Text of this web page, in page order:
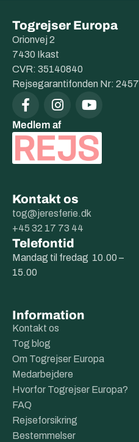
Togrejser Europa
Orionvej 2
7430 Ikast
CVR: 35140840
Rejsegarantifonden Nr: 2457
Medlem af
Kontakt os
tog@jeresferie.dk
+45 32 17 73 44
Telefontid
Mandag til fredag 10.00 –
15.00
Information
Kontakt os
Tog blog
Om Togrejser Europa
Medarbejdere
Hvorfor Togrejser Europa?
FAQ
Rejseforsikring
Bestemmelser